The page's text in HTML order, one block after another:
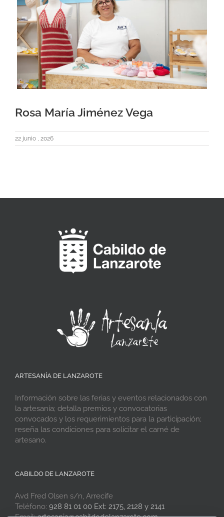
Rosa María Jiménez Vega
22 junio , 2026
ARTESANÍA DE LANZAROTE
Información sobre las ferias y eventos relacionados con
la artesanía; detalla premios y convocatorias
convocados y los requerimientos para la participación;
reseña las condiciones para solicitar el carné de
artesano.
CABILDO DE LANZAROTE
Avd Fred Olsen s/n, Arrecife
Teléfono: 928 81 01 00 Ext: 2175, 2128 y 2141